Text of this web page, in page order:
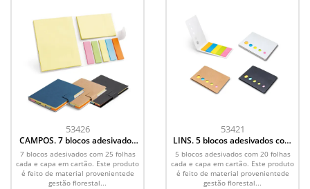
53426
CAMPOS. 7 blocos adesivados
com 25 folhas
7 blocos adesivados com 25 folhas
cada e capa em cartão. Este produto
é feito de material provenientede
gestão florestal...
53421
LINS. 5 blocos adesivados com
20 folhas em cartão
5 blocos adesivados com 20 folhas
cada e capa em cartão. Este produto
é feito de material provenientede
gestão florestal...